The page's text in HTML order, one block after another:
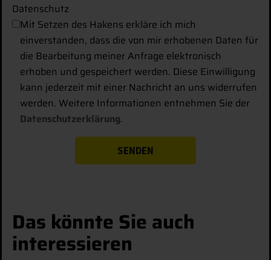
Datenschutz
Mit Setzen des Hakens erkläre ich mich
einverstanden, dass die von mir erhobenen Daten für
die Bearbeitung meiner Anfrage elektronisch
erhoben und gespeichert werden. Diese Einwilligung
kann jederzeit mit einer Nachricht an uns widerrufen
werden. Weitere Informationen entnehmen Sie der
Datenschutzerklärung.
Das könnte Sie auch
interessieren